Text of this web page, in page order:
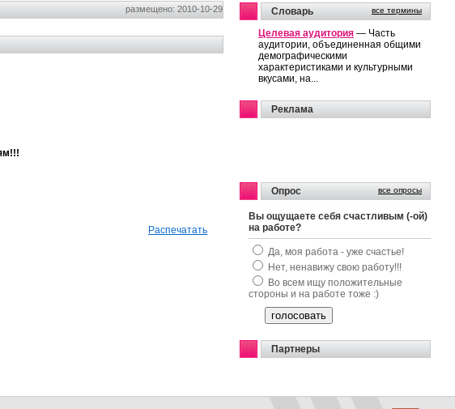
размещено: 2010-10-29
Распечатать
Словарь все термины
Целевая аудитория — Часть
аудитории, объединенная общими
демографическими
характеристиками и культурными
вкусами, на...
Реклама
Опрос все опросы
Вы ощущаете себя счастливым (-ой)
на работе?
Да, моя работа - уже счастье!
Нет, ненавижу свою работу!!!
Во всем ищу положительные
стороны и на работе тоже :)
Партнеры